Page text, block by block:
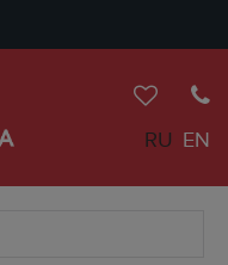
RU EN